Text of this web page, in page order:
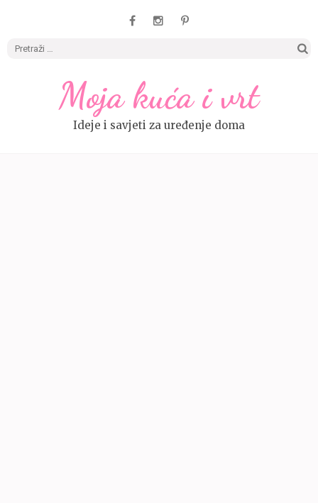
Moja kuća i vrt
Ideje i savjeti za uređenje doma